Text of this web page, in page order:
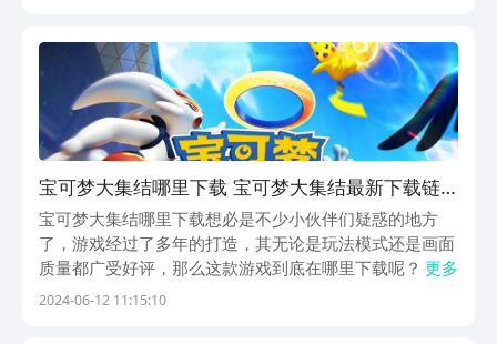
宝可梦大集结哪里下载 宝可梦大集结最新下载链
接推荐
宝可梦大集结哪里下载想必是不少小伙伴们疑惑的地方
了，游戏经过了多年的打造，其无论是玩法模式还是画面
质量都广受好评，那么这款游戏到底在哪里下载呢？小编
本期就带来了宝可梦大集结最新下载预约链接供大家参
更多
2024-06-12 11:15:10